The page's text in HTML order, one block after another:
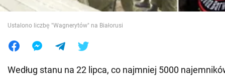
Jedzenie
Ustalono liczbę "Wagnerytów" na Białorusi
Według stanu na 22 lipca, co najmniej 5000